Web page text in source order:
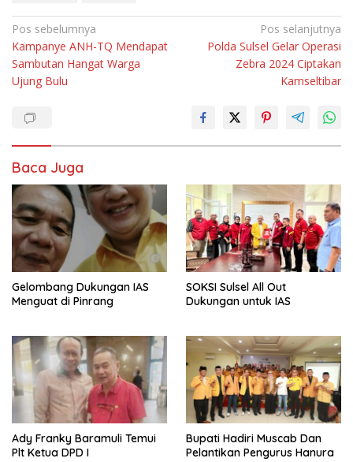
Navigasi
pos
Pos sebelumnya
Kampanye ANH-TQ Mendapat
Sambutan Hangat Warga
Ujung Bulu
Pos selanjutnya
Polda Sulsel Gelar Operasi
Zebra 2024 Ciptakan
Kamseltibar
Baca Juga
Gelombang Dukungan IAS
Menguat di Pinrang
SOKSI Sulsel All Out
Dukungan untuk IAS
Ady Franky Baramuli Temui
Plt Ketua DPD I
Bupati Hadiri Muscab Dan
Pelantikan Pengurus Hanura